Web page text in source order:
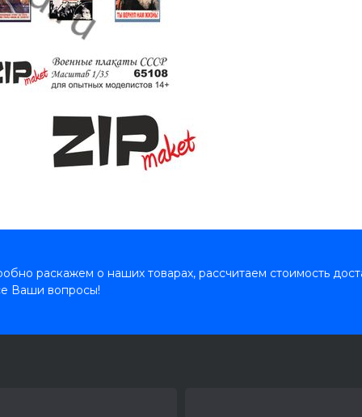
раскажем о наших товарах, рассчитаем стоимость
Ваши вопросы!